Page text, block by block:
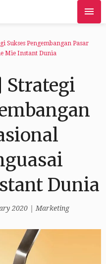
Sukses Pengembangan Pasar
Mie Instant Dunia
Strategi
Dunia
2020 Marketing